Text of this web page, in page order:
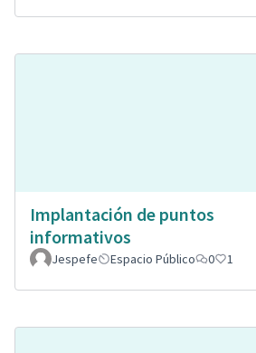
Implantación de puntos
informativos
Jespefe Espacio Público 0 1